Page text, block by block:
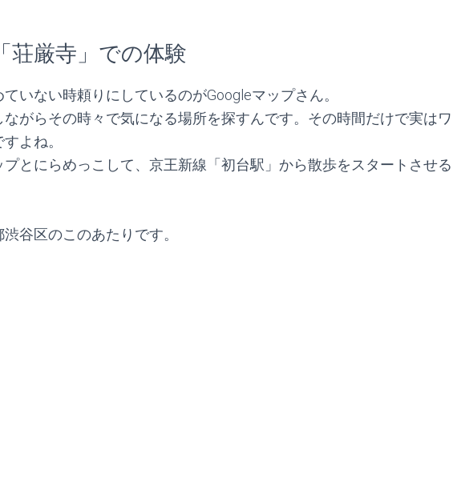
荘厳寺」での体験
いない時頼りにしているのがGoogleマップさん。
がらその時々で気になる場所を探すんです。その時間だけで実はワ
よね。
とにらめっこして、京王新線「初台駅」から散歩をスタートさせる
谷区のこのあたりです。